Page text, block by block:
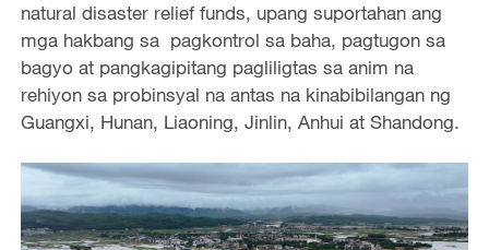
natural disaster relief funds, upang suportahan ang
mga hakbang sa pagkontrol sa baha, pagtugon sa
bagyo at pangkagipitang pagliligtas sa anim na
rehiyon sa probinsyal na antas na kinabibilangan ng
Guangxi, Hunan, Liaoning, Jinlin, Anhui at Shandong.